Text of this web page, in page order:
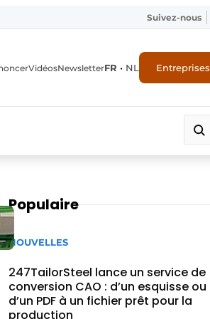
Suivez-nous
VidéosNewsletterFR • NL Entreprises
Populaire
NOUVELLES
247TailorSteel lance un service de
conversion CAO : d’un esquisse ou
d’un PDF à un fichier prêt pour la
production